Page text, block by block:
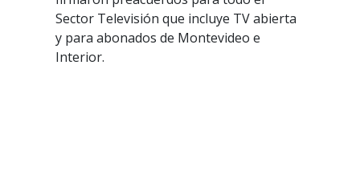
Sector Televisión que incluye TV abierta
y para abonados de Montevideo e
Interior.